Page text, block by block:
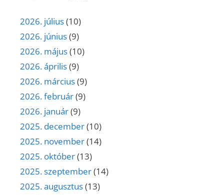
2026. július(10)
2026. június(9)
2026. május(10)
2026. április(9)
2026. március(9)
2026. február(9)
2026. január(9)
2025. december(10)
2025. november(14)
2025. október(13)
2025. szeptember(14)
2025. augusztus(13)